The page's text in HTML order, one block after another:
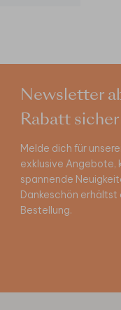
Newsletter
Rabatt
Melde dich für
exklusive Angebote,
spannende
Dankeschön
Bestellung.